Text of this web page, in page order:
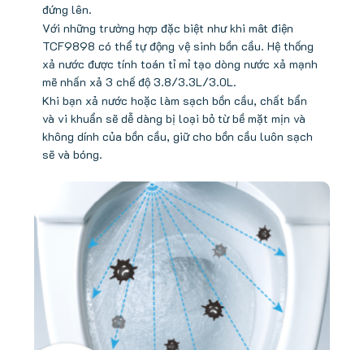
đứng lên.
Với những trường hợp đặc biệt như khi mât điện
TCF9898 có thể tự động vệ sinh bồn cầu. Hệ thống
xả nước được tính toán tỉ mỉ tạo dòng nước xả mạnh
mẽ nhấn xả 3 chế độ 3.8/3.3L/3.0L.
Khi bạn xả nước hoặc làm sạch bồn cầu, chất bẩn
và vi khuẩn sẽ dễ dàng bị loại bỏ từ bề mặt mịn và
không dính của bồn cầu, giữ cho bồn cầu luôn sạch
sẽ và bóng.